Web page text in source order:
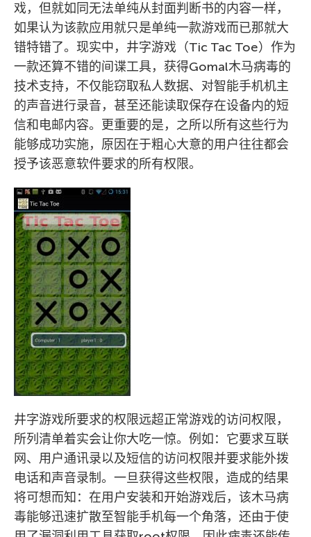
戏，但就如同无法单纯从封面判断书的内容一样，
如果认为该款应用就只是单纯一款游戏而已那就大
错特错了。现实中，井字游戏（Tic Tac Toe）作为
一款还算不错的间谍工具，获得Gomal木马病毒的
技术支持，不仅能窃取私人数据、对智能手机机主
的声音进行录音，甚至还能读取保存在设备内的短
信和电邮内容。更重要的是，之所以所有这些行为
能够成功实施，原因在于粗心大意的用户往往都会
授予该恶意软件要求的所有权限。
井字游戏所要求的权限远超正常游戏的访问权限，
所列清单着实会让你大吃一惊。例如：它要求互联
网、用户通讯录以及短信的访问权限并要求能外拨
电话和声音录制。一旦获得这些权限，造成的结果
将可想而知：在用户安装和开始游戏后，该木马病
毒能够迅速扩散至智能手机每一个角落，还由于使